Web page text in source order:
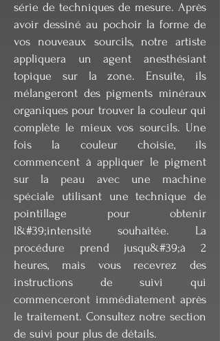
série de techniques de mesure. Après
avoir dessiné au pochoir la forme de
vos nouveaux sourcils, notre artiste
appliquera un agent anesthésiant
topique sur la zone. Ensuite, ils
mélangeront des pigments minéraux
organiques pour trouver la couleur qui
complète le mieux vos sourcils. Une
fois la couleur choisie, ils
commencent à appliquer le pigment
sur la peau avec une machine
spéciale utilisant une technique de
pointillage pour obtenir
l&#39;intensité souhaitée. La
procédure prend jusqu&#39;à 2
heures, mais vous recevrez des
instructions de suivi qui
commenceront immédiatement après
le traitement. Consultez notre section
de suivi pour plus de détails.